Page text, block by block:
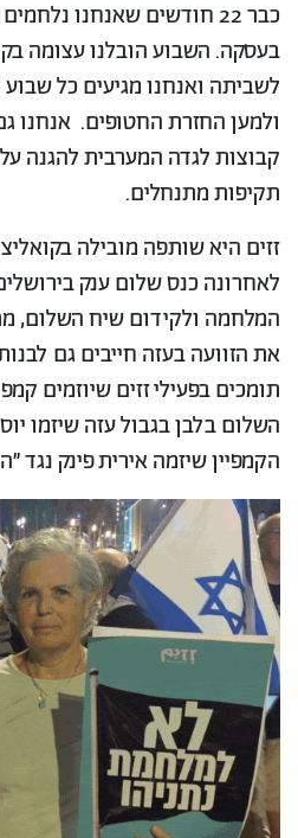
כבר 22 חודשים שאנחנו
בעסקה. השבוע הובלנו עצומה
לשביתה ואנחנו מגיעים כל
ולמען החזרת החטופים. אנחנו
קבוצות לגדה המערבית להגנה
תקיפות מתנחלים.
זזים היא שותפה מובילה
לאחרונה כנס שלום ענק
המלחמה ולקידום שיח השלום,
את הזוועה בעזה חייבים גם
תומכים בפעילי זזים שיוזמים
השלום בלבן בגבול עזה שיזמו
הקמפיין שיזמה אירית פינק נגד